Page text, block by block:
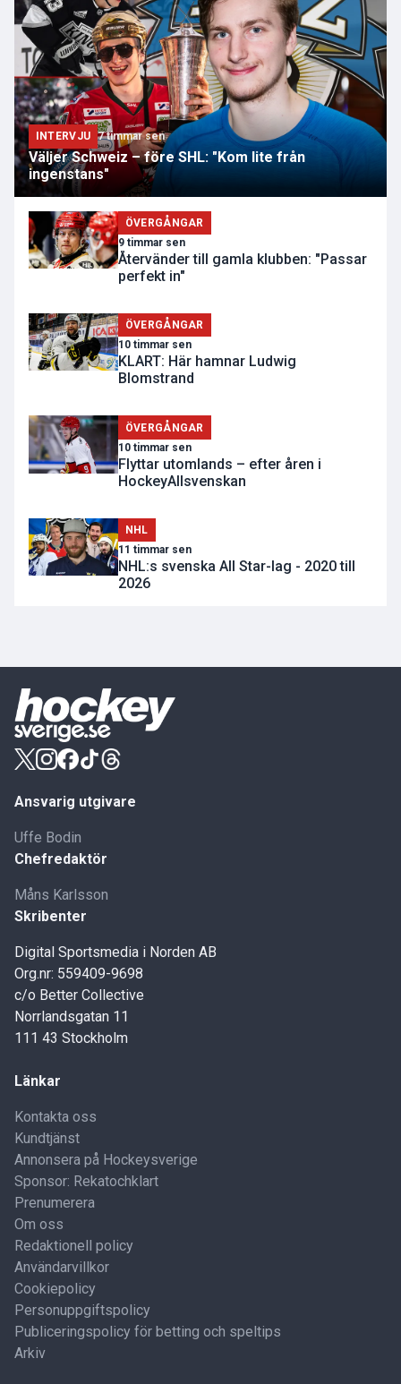
INTERVJU 7 timmar sen
Väljer Schweiz – före SHL: "Kom lite från
ingenstans"
ÖVERGÅNGAR
9 timmar sen
Återvänder till gamla klubben: "Passar
perfekt in"
ÖVERGÅNGAR
10 timmar sen
KLART: Här hamnar Ludwig
Blomstrand
ÖVERGÅNGAR
10 timmar sen
Flyttar utomlands – efter åren i
HockeyAllsvenskan
NHL
11 timmar sen
NHL:s svenska All Star-lag - 2020 till
2026
Ansvarig utgivare
Uffe Bodin
Chefredaktör
Måns Karlsson
Skribenter
Digital Sportsmedia i Norden AB
Org.nr: 559409-9698
c/o Better Collective
Norrlandsgatan 11
111 43 Stockholm
Länkar
Kontakta oss
Kundtjänst
Annonsera på Hockeysverige
Sponsor: Rekatochklart
Prenumerera
Om oss
Redaktionell policy
Användarvillkor
Cookiepolicy
Personuppgiftspolicy
Publiceringspolicy för betting och speltips
Arkiv